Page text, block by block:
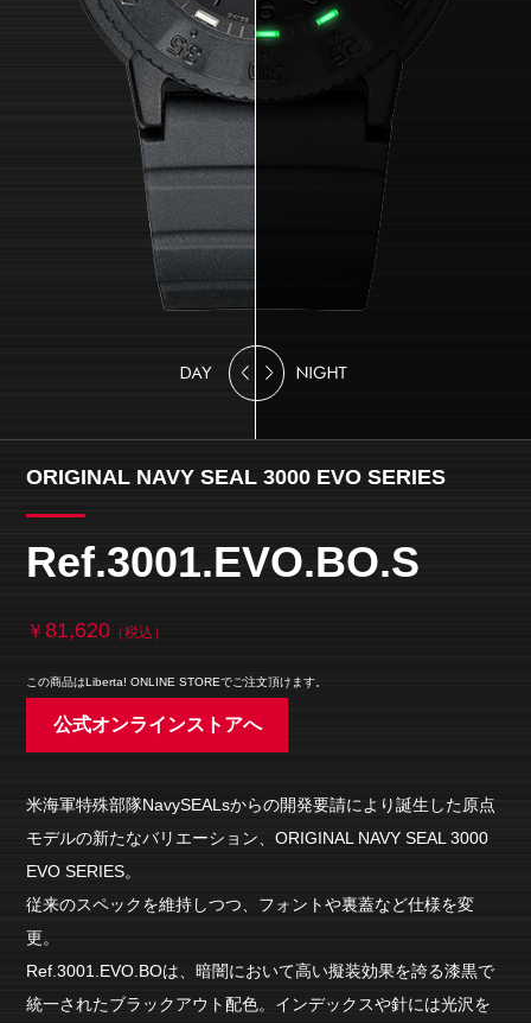
ORIGINAL NAVY SEAL 3000 EVO SERIES
Ref.3001.EVO.BO.S
￥81,620 （税込）
この商品はLiberta! ONLINE STOREでご注文頂けます。
公式オンラインストアへ
米海軍特殊部隊NavySEALsからの開発要請により誕生した原点
モデルの新たなバリエーション、ORIGINAL NAVY SEAL 3000
EVO SERIES。
従来のスペックを維持しつつ、フォントや裏蓋など仕様を変
更。
Ref.3001.EVO.BOは、暗闇において高い擬装効果を誇る漆黒で
統一されたブラックアウト配色。インデックスや針には光沢を